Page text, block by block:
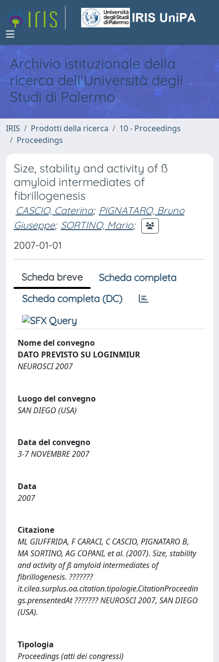
Archivio istituzionale della
ricerca dell'Università degli
Studi di Palermo
IRIS Prodotti della ricerca
10 - Proceedings
Proceedings
Size, stability and activity of ß
amyloid intermediates of
fibrillogenesis
CASCIO, Caterina; PIGNATARO, Bruno
Giuseppe; SORTINO, Mario;
2007-01-01
Scheda breve
Scheda completa
Scheda completa (DC)
Nome del convegno
DATO PREVISTO SU LOGINMIUR
NEUROSCI 2007
Luogo del convegno
SAN DIEGO (USA)
Data del convegno
3-7 NOVEMBRE 2007
Data
2007
Citazione
ML GIUFFRIDA, F CARACI, C CASCIO, PIGNATARO B,
MA SORTINO, AG COPANI, et al. (2007). Size, stability
and activity of ß amyloid intermediates of
fibrillogenesis. ???????
it.cilea.surplus.oa.citation.tipologie.CitationProceedin
gs.prensentedAt ??????? NEUROSCI 2007, SAN DIEGO
(USA).
Tipologia
Proceedings (atti dei congressi)